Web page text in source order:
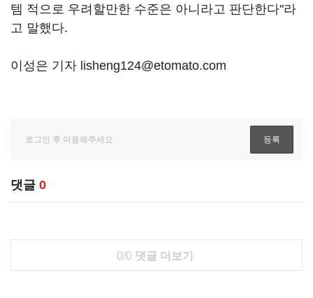
템 적으로 우려할만한 수준은 아니라고 판단한다"라
고 말했다.
이성은 기자 lisheng124@etomato.com
댓글 0
0/0 댓글 더보기